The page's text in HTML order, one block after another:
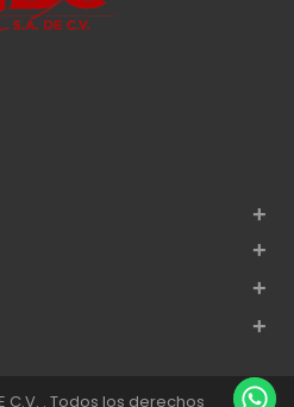
+
+
+
+
C.V. . Todos los derechos